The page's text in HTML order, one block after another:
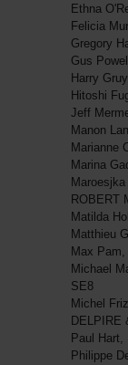
Ethna
Felicia
Gregory
Gus
Harry
Hitoshi
Jeff
Manon
Marianne
Marina
ROBERT
Matilda
Matthieu
Max
Michael
SE8
Michel
DELPIRE
Paul
Philippe